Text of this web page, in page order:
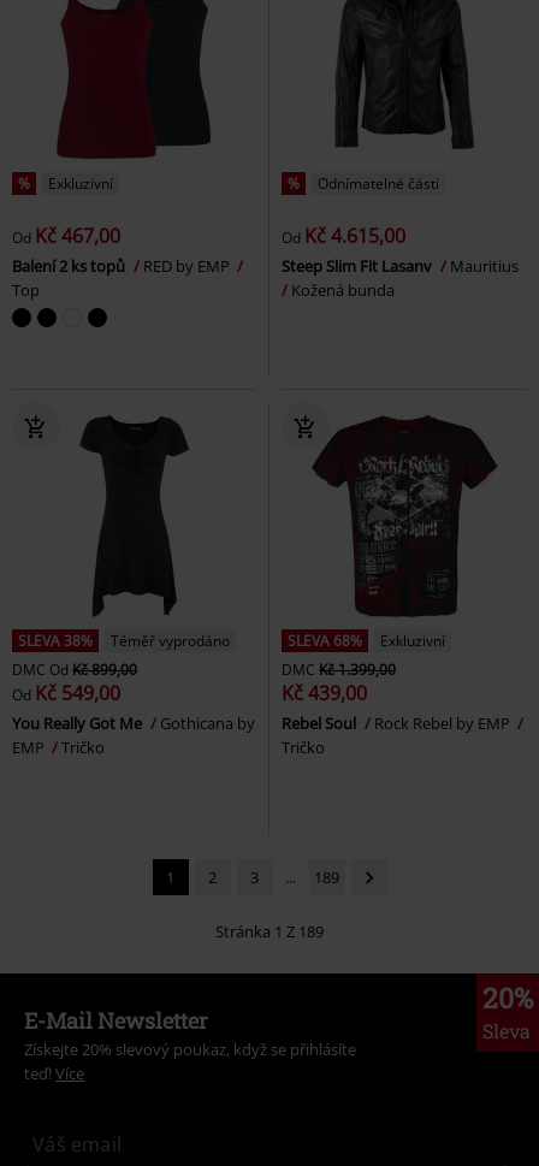
% Exkluzivní
Od Kč 467,00
Balení 2 ks topů
RED by EMP
Top
% Odnímatelné části
Od Kč 4.615,00
Steep Slim Fit Lasanv
Mauritius
Kožená bunda
SLEVA 38%
Téměř vyprodáno
DMC Od Kč 899,00
Od Kč 549,00
You Really Got Me
Gothicana by
EMP
Tričko
SLEVA 68%
Exkluzivní
DMC Kč 1.399,00
Kč 439,00
Rebel Soul
Rock Rebel by EMP
Tričko
1 2 3 ... 189
Stránka 1 Z 189
20%
Sleva
E-Mail Newsletter
Získejte 20% slevový poukaz, když se přihlásíte
teď! Více